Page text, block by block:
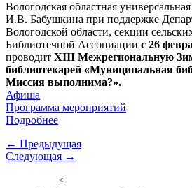
Вологодская областная
И.В. Бабушкина при поддержке
Вологодской области, секции
Библиотечной Ассоциации с 26
проводит XIII Межрегиональную
библиотекарей «Муниципальная
Миссия выполнима?».
Афиша
Программа мероприятий
Подробнее
← Предыдущая
Следующая →
<